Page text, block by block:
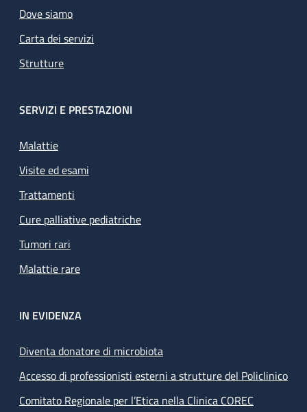
Dove siamo
Carta dei servizi
Strutture
SERVIZI E PRESTAZIONI
Malattie
Visite ed esami
Trattamenti
Cure palliative pediatriche
Tumori rari
Malattie rare
IN EVIDENZA
Diventa donatore di microbiota
Accesso di professionisti esterni a strutture del Policlinico
Comitato Regionale per l’Etica nella Clinica COREC